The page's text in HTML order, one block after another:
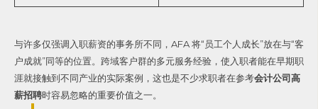
与许多仅强调入职薪资的事务所不同，AFA 将“员工个人成长”放在与“客
户成就”同等的位置。跨域客户群的多元服务经验，使入职者能在早期职
涯就接触到不同产业的实际案例，这也是不少求职者在参考会计公司高
薪招聘时容易忽略的重要价值之一。